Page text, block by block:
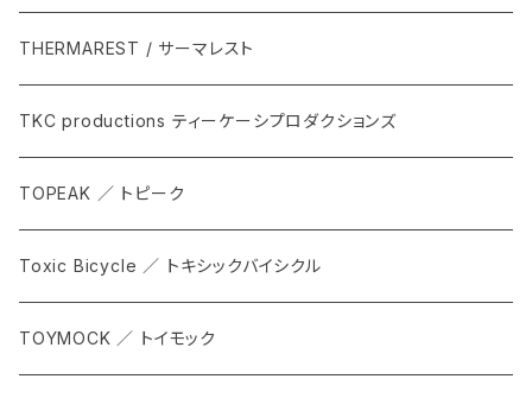
THERMAREST / サーマレスト
TKC productions ティーケーシプロダクションズ
TOPEAK ／ トピーク
Toxic Bicycle ／ トキシックバイシクル
TOYMOCK ／ トイモック